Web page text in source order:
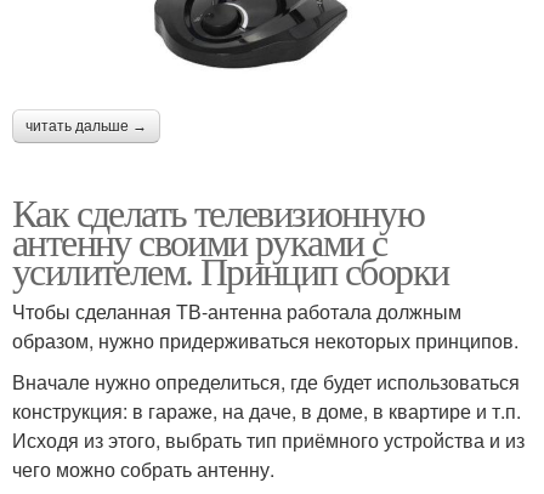
читать дальше →
Как сделать телевизионную
антенну своими руками с
усилителем. Принцип сборки
Чтобы сделанная ТВ-антенна работала должным
образом, нужно придерживаться некоторых принципов.
Вначале нужно определиться, где будет использоваться
конструкция: в гараже, на даче, в доме, в квартире и т.п.
Исходя из этого, выбрать тип приёмного устройства и из
чего можно собрать антенну.